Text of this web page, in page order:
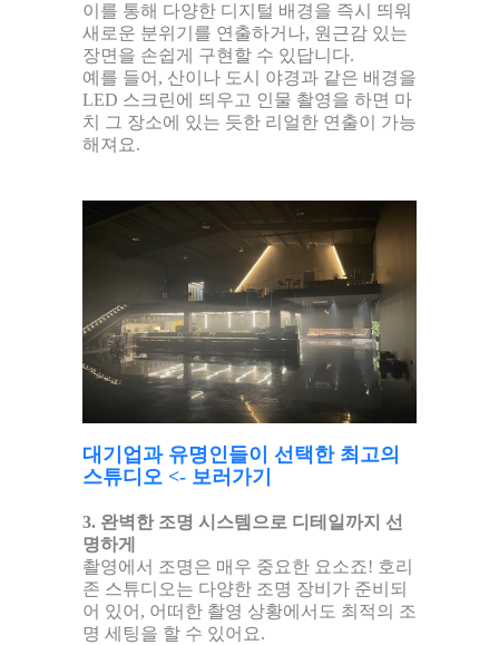
이를 통해 다양한 디지털 배경을 즉시 띄워
새로운 분위기를 연출하거나, 원근감 있는
장면을 손쉽게 구현할 수 있답니다.
예를 들어, 산이나 도시 야경과 같은 배경을
LED 스크린에 띄우고 인물 촬영을 하면 마
치 그 장소에 있는 듯한 리얼한 연출이 가능
해져요.
대기업과 유명인들이 선택한 최고의
스튜디오 <- 보러가기
3. 완벽한 조명 시스템으로 디테일까지 선
명하게
촬영에서 조명은 매우 중요한 요소죠! 호리
존 스튜디오는 다양한 조명 장비가 준비되
어 있어, 어떠한 촬영 상황에서도 최적의 조
명 세팅을 할 수 있어요.